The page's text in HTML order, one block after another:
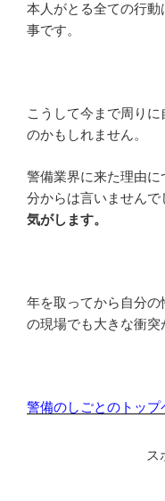
本人がとる全ての行動
事です。
こうして今まで周り
のかもしれません。
警備業界に来た理由
分からは言いませんで
気がします。
年を取ってから自分の
の現場でも大きな衝突
警備のしごとのトップ
ス